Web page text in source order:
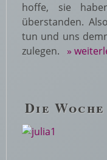
hoffe, sie
überstanden.
tun und uns
zulegen. »
Die Woche